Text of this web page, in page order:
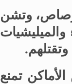
وتشن
تمنع